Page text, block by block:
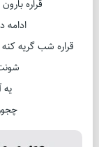
قراره
ادامه
قراره شب گریه